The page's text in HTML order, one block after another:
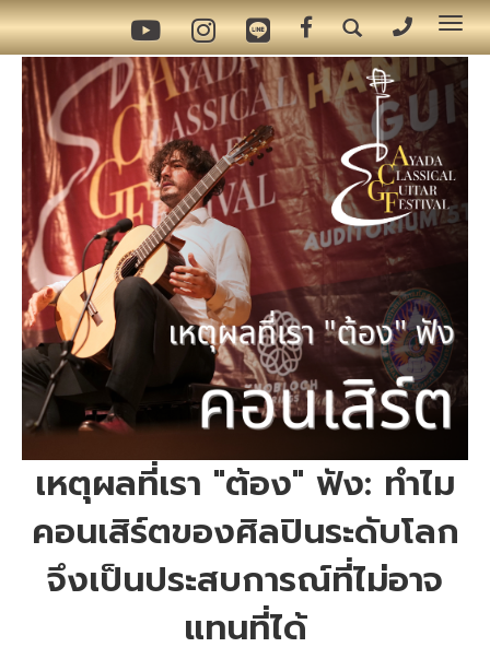
เหตุผลที่เรา "ต้อง" ฟัง: ทำไม
คอนเสิร์ตของศิลปินระดับโลก
จึงเป็นประสบการณ์ที่ไม่อาจ
แทนที่ได้